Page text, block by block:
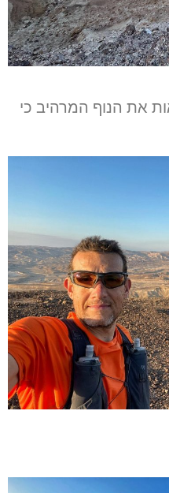
את הנוף המרהיב כי